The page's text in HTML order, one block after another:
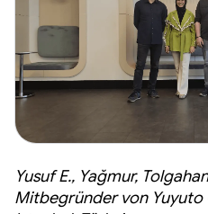
Yusuf E., Yağmur,
Mitbegründer von Yuyuto